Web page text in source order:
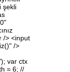
şekli
/> <input
/>
var ctx
= 6; //